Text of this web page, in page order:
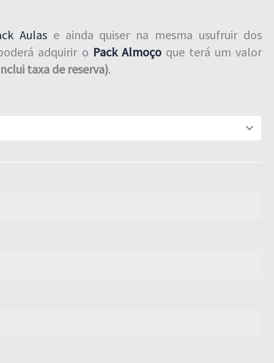
Aulase ainda quiser na mesma usufruir dos
adquirir o Pack Almoçoque terá um valor
taxa de reserva).